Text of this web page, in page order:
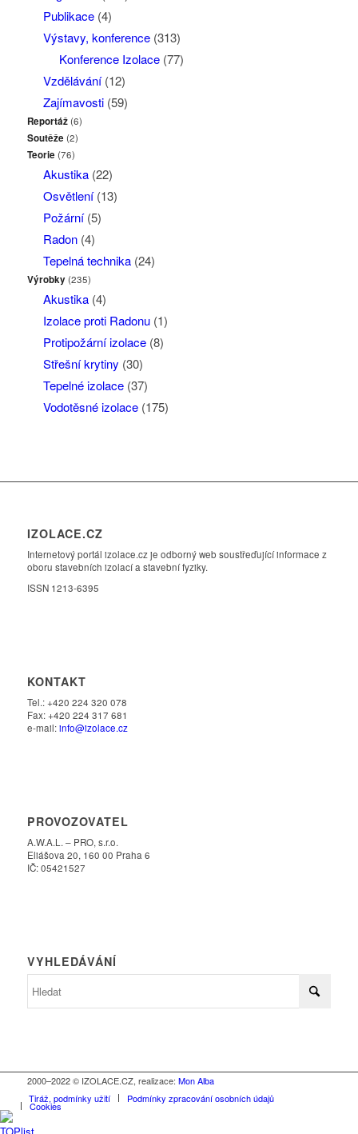
Publikace(4)
Výstavy, konference(313)
Konference Izolace(77)
Vzdělávání(12)
Zajímavosti(59)
Reportáž(6)
Soutěže (2)
Teorie (76)
Akustika(22)
Osvětlení(13)
Požární(5)
Radon(4)
Tepelná technika(24)
Výrobky(235)
Akustika(4)
Izolace proti Radonu(1)
Protipožární izolace(8)
Střešní krytiny (30)
Tepelné izolace(37)
Vodotěsné izolace(175)
IZOLACE.CZ
Internetový portál izolace.cz je odborný web soustřeďující informace z
oboru stavebních izolací a stavební fyziky.
ISSN 1213-6395
KONTAKT
Tel.: +420 224 320 078
Fax: +420 224 317 681
e-mail:info@izolace.cz
PROVOZOVATEL
A.W.A.L. – PRO, s.r.o.
Eliášova 20, 160 00 Praha 6
IČ: 05421527
VYHLEDÁVÁNÍ
2000–2022 © IZOLACE.CZ, realizace: Mon Alba
Tiráž, podmínky užití
Podmínky zpracování osobních údajů
Cookies